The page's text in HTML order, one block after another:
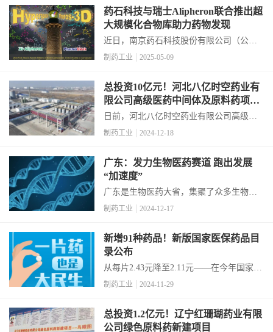
化生产，加速满足中国患者对高质量药品
的需求。...
药石科技与瑞士Alipheron联合推出超
大规模化合物库助力药物发现
近日，南京药石科技股份有限公司（公司
简称：药石科技，股票代码：300725）与
块独特资源优势与Alipheron领...
制药工业 2025-05-09
总投资10亿元！河北八亿时空药业有
限公司高级医药中间体及原料药项目
一期正式投产
日前，河北八亿时空药业有限公司高级医
药中间体及原料药项目一期正式投产。项
一系列操作流程，基本实现了自动化生
产。...
制药工业 2024-12-18
广东：发力生物医药赛道 跑出发展
“加速度”
广东是生物医药大省，集聚了众多生物医
药优质企业。截至2023年底，广东药品生
业数量排名全国第二，并形成了营收超千
亿元生物医药企业...
制药工业 2024-12-17
新增91种药品！新版国家医保药品目
录公布
从每片2.43元降至2.11元——在今年国家医
保药品目录谈判中，难治性癫痫“救命药”
罕见病患者带来了福音。11月28日，国家
医...
制药工业 2024-11-29
总投资1.2亿元！辽宁红珊瑚药业有限
公司绿色原料药新建项目